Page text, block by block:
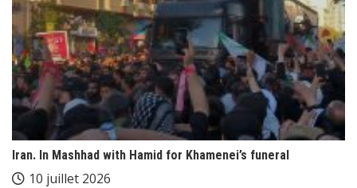
Iran. In Mashhad with Hamid for Khamenei’s funeral
10 juillet 2026